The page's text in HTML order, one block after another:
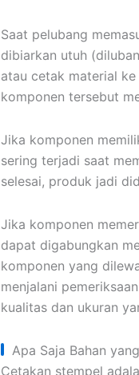
Saat pelubang
dibiarkan utuh
atau cetak material
komponen tersebut
Jika komponen
sering terjadi saat
selesai, produk jadi
Jika komponen
dapat digabungkan
komponen yang
menjalani
kualitas dan ukuran
Apa Saja Bahan
Cetakan stempel